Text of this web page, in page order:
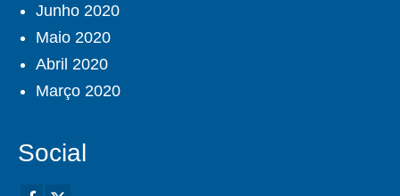
Junho 2020
Maio 2020
Abril 2020
Março 2020
Social